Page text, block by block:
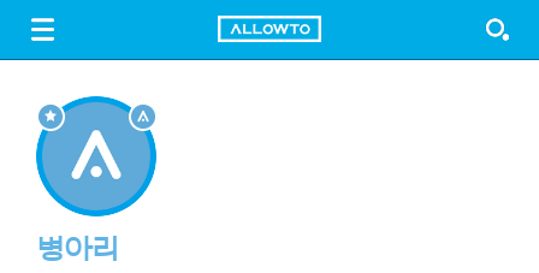
FREE DOWNLOAD
병아리